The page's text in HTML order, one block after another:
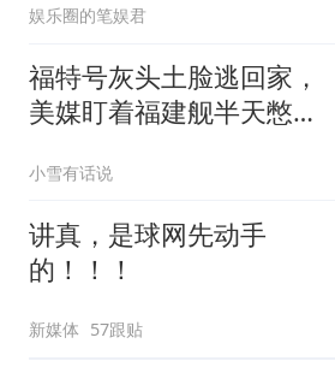
娱乐圈的笔娱君
福特号灰头土脸逃回家，
美媒盯着福建舰半天憋出
小雪有话说
讲真，是球网先动手
的！！！
新媒体 57跟贴